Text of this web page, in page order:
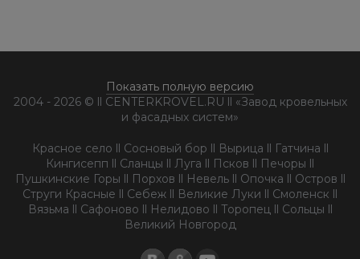
Показать полную версию
2004 - 2026 © ll CENTERKROVEL.RU ll «Завод кровельных
и фасадных систем»
Красное село ll Сосновый бор ll Вырица ll Гатчина ll
Кингисепп ll Сланцы ll Луга ll Псков ll Печоры ll
Пушкинские Горы ll Порхов ll Невель ll Опочка ll Остров ll
Струги Красные ll Себеж ll Великие Луки ll Смоленск ll
Вязьма ll Сафоново ll Нелидово ll Торопец ll Сольцы ll
Великий Новгород